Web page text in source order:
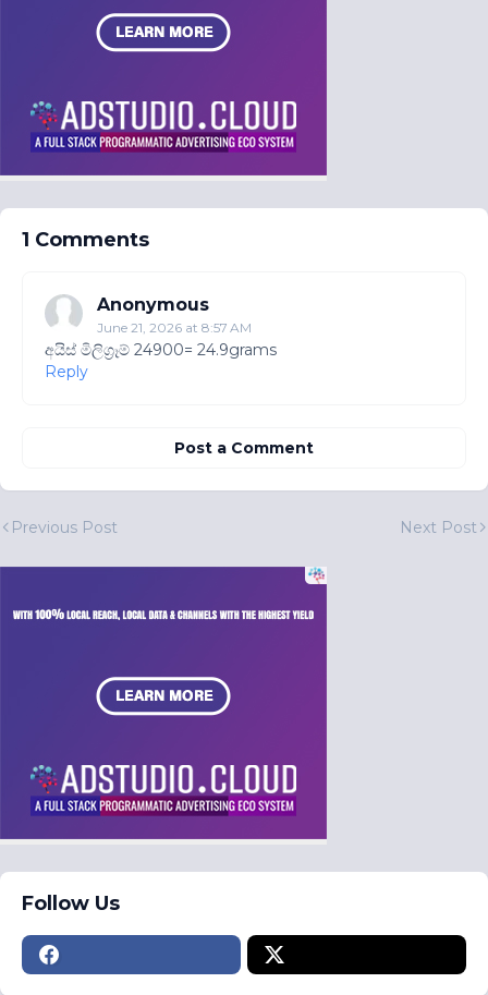
1 Comments
Anonymous
June 21, 2026 at 8:57 AM
අයිස් මිලිග්‍රෑම් 24900= 24.9grams
Reply
Post a Comment
Previous Post Next Post
Follow Us